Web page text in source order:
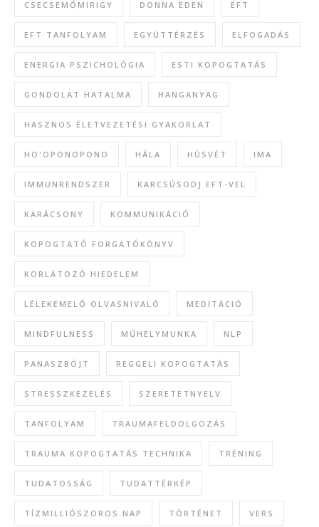
CSECSEMŐMIRIGY DONNA EDEN EFT
EFT TANFOLYAM EGYÜTTÉRZÉS ELFOGADÁS
ENERGIA PSZICHOLÓGIA ESTI KOPOGTATÁS
GONDOLAT HATALMA HANGANYAG
HASZNOS ÉLETVEZETÉSI GYAKORLAT
HO'OPONOPONO HÁLA HÚSVÉT IMA
IMMUNRENDSZER KARCSÚSODJ EFT-VEL
KARÁCSONY KOMMUNIKÁCIÓ
KOPOGTATÓ FORGATÓKÖNYV
KORLÁTOZÓ HIEDELEM
LÉLEKEMELŐ OLVASNIVALÓ MEDITÁCIÓ
MINDFULNESS MŰHELYMUNKA NLP
PANASZBÖJT REGGELI KOPOGTATÁS
STRESSZKEZELÉS SZERETETNYELV
TANFOLYAM TRAUMAFELDOLGOZÁS
TRAUMA KOPOGTATÁS TECHNIKA TRÉNING
TUDATOSSÁG TUDATTÉRKÉP
TÍZMILLIÓSZOROS NAP TÖRTÉNET VERS